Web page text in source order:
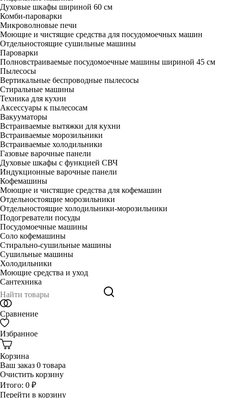
Духовые шкафы шириной 60 см
Комби-пароварки
Микроволновые печи
Моющие и чистящие средства для посудомоечных машин
Отдельностоящие сушильные машины
Пароварки
Полновстраиваемые посудомоечные машины шириной 45 см
Пылесосы
Вертикальные беспроводные пылесосы
Стиральные машины
Техника для кухни
Аксессуары к пылесосам
Вакууматоры
Встраиваемые вытяжки для кухни
Встраиваемые морозильники
Встраиваемые холодильники
Газовые варочные панели
Духовые шкафы с функцией СВЧ
Индукционные варочные панели
Кофемашины
Моющие и чистящие средства для кофемашин
Отдельностоящие морозильники
Отдельностоящие холодильники-морозильники
Подогреватели посуды
Посудомоечные машины
Соло кофемашины
Стирально-сушильные машины
Сушильные машины
Холодильники
Моющие средства и уход
Сантехника
Сравнение
Избранное
Корзина
Ваш заказ 0 товара
Очистить корзину
Итого: 0 ₽
Перейти в корзину